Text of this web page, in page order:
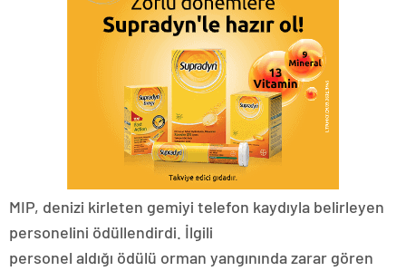
MIP, denizi kirleten gemiyi telefon kaydıyla belirleyen
personelini ödüllendirdi. İlgili
personel aldığı ödülü orman yangınında zarar gören